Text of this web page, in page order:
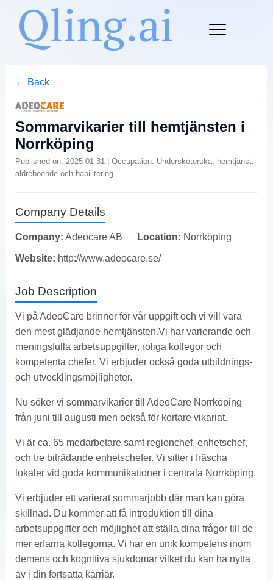
← Back
Sommarvikarier till hemtjänsten i
Norrköping
Published on: 2025-01-31 | Occupation: Undersköterska, hemtjänst,
äldreboende och habilitering
Company Details
Company: Adeocare AB Location: Norrköping
Website: http://www.adeocare.se/
Job Description
Vi på AdeoCare brinner för vår uppgift och vi vill vara
den mest glädjande hemtjänsten.Vi har varierande och
meningsfulla arbetsuppgifter, roliga kollegor och
kompetenta chefer. Vi erbjuder också goda utbildnings-
och utvecklingsmöjligheter.
Nu söker vi sommarvikarier till AdeoCare Norrköping
från juni till augusti men också för kortare vikariat.
Vi är ca. 65 medarbetare samt regionchef, enhetschef,
och tre biträdande enhetschefer. Vi sitter i fräscha
lokaler vid goda kommunikationer i centrala Norrköping.
Vi erbjuder ett varierat sommarjobb där man kan göra
skillnad. Du kommer att få introduktion till dina
arbetsuppgifter och möjlighet att ställa dina frågor till de
mer erfarna kollegorna. Vi har en unik kompetens inom
demens och kognitiva sjukdomar vilket du kan ha nytta
av i din fortsatta karriär.